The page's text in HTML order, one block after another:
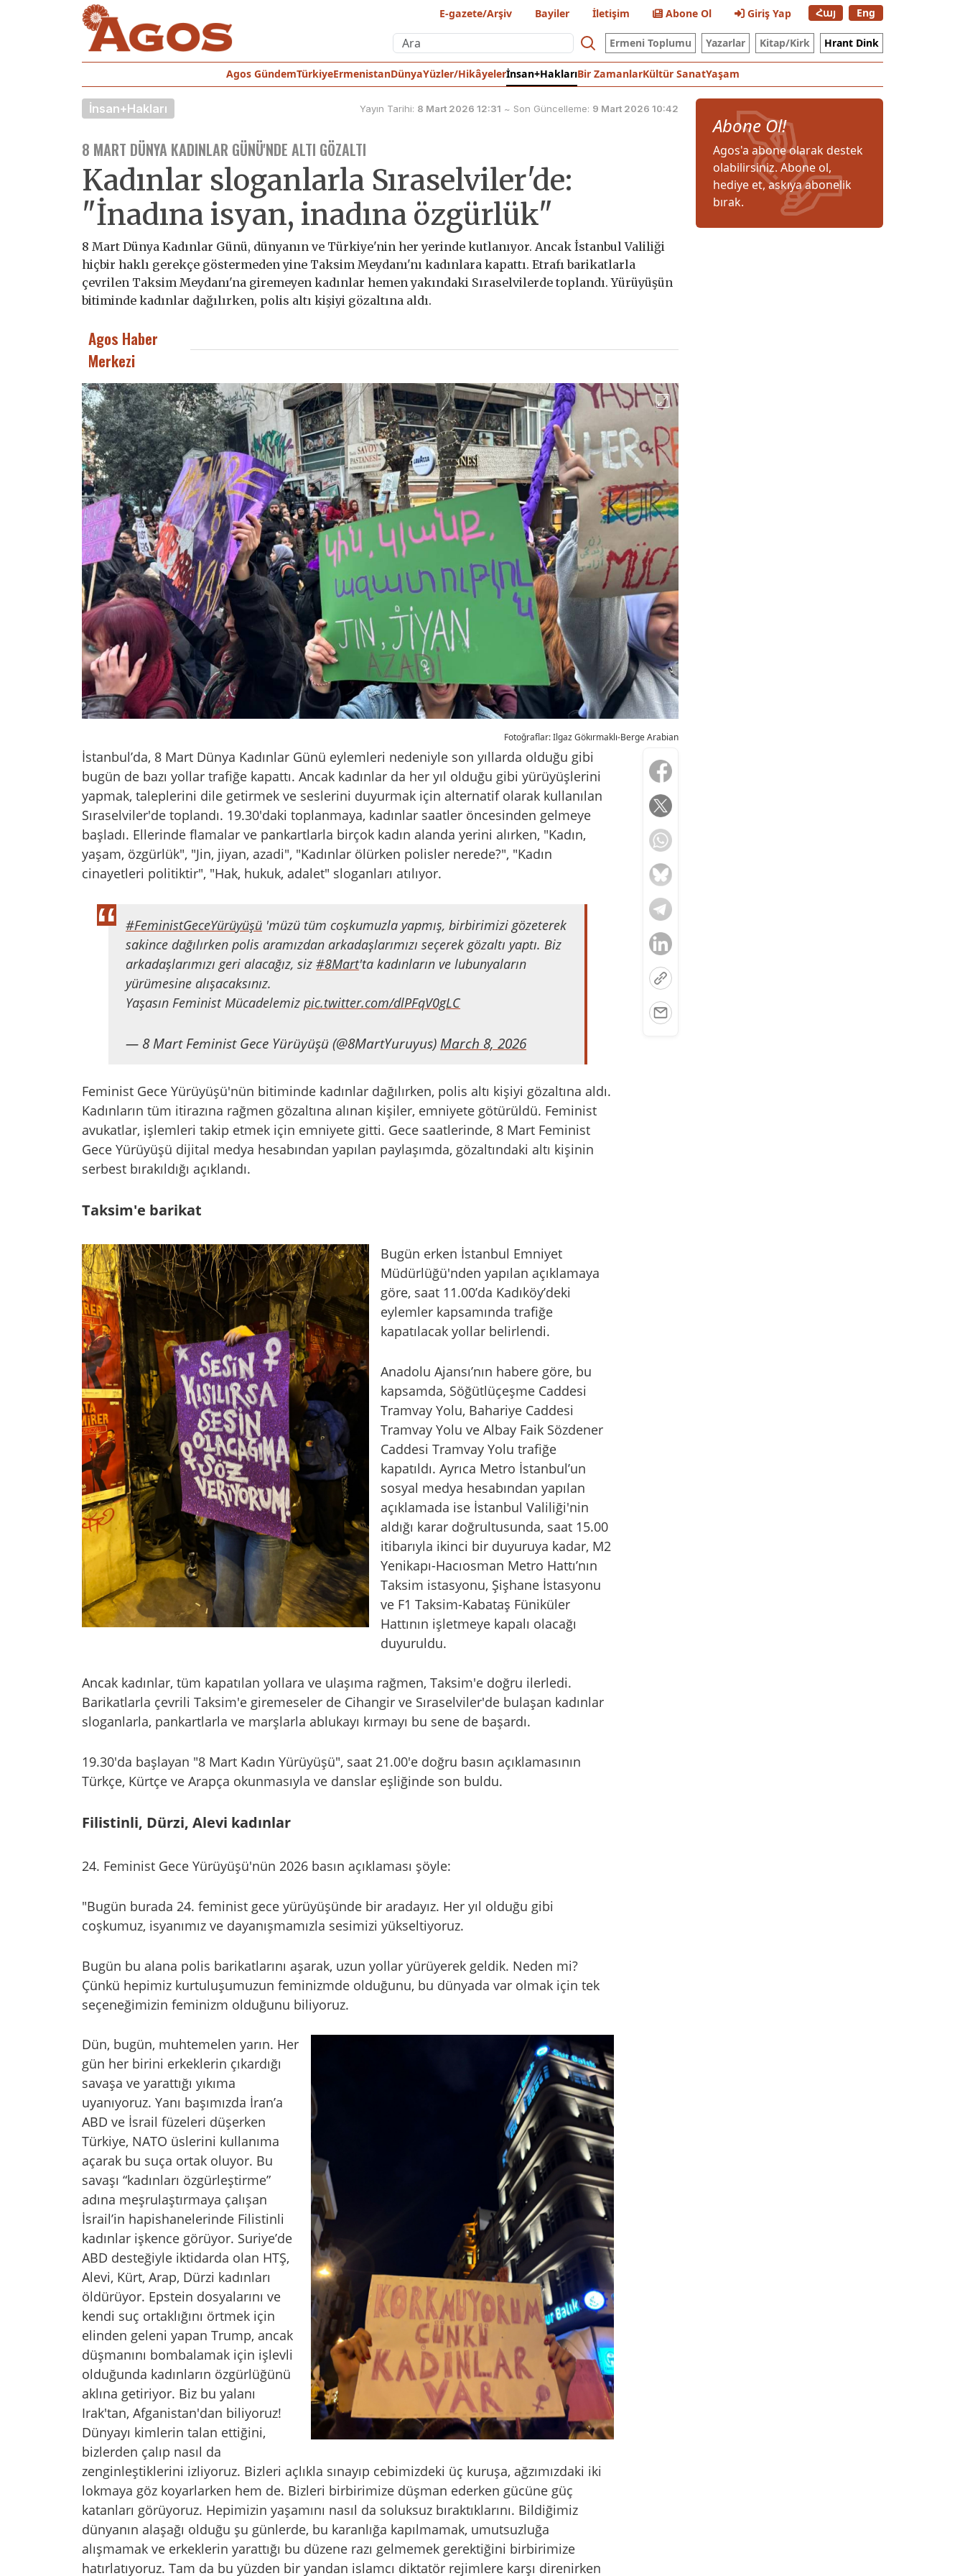
E-gazete/Arşiv Bayiler İletişim Abone Ol Giriş Yap Հայ Eng
Ermeni Toplumu Yazarlar Kitap/Kirk Hrant Dink
Agos GündemTürkiyeErmenistanDünyaYüzler/Hikâyelerİnsan+HaklarıBir ZamanlarKültür SanatYaşam
İnsan+Hakları Yayın Tarihi: 8 Mart 2026 12:31 ~ Son Güncelleme: 9 Mart 2026 10:42
8 MART DÜNYA KADINLAR GÜNÜ'NDE ALTI GÖZALTI
Kadınlar sloganlarla Sıraselviler'de:
"İnadına isyan, inadına özgürlük"
8 Mart Dünya Kadınlar Günü, dünyanın ve Türkiye'nin her yerinde kutlanıyor. Ancak İstanbul Valiliği
hiçbir haklı gerekçe göstermeden yine Taksim Meydanı'nı kadınlara kapattı. Etrafı barikatlarla
çevrilen Taksim Meydanı'na giremeyen kadınlar hemen yakındaki Sıraselvilerde toplandı. Yürüyüşün
bitiminde kadınlar dağılırken, polis altı kişiyi gözaltına aldı.
Agos Haber
Merkezi
Fotoğraflar: Ilgaz Gökırmaklı-Berge Arabian
İstanbul’da, 8 Mart Dünya Kadınlar Günü eylemleri nedeniyle son yıllarda olduğu gibi
bugün de bazı yollar trafiğe kapattı. Ancak kadınlar da her yıl olduğu gibi yürüyüşlerini
yapmak, taleplerini dile getirmek ve seslerini duyurmak için alternatif olarak kullanılan
Sıraselviler'de toplandı. 19.30'daki toplanmaya, kadınlar saatler öncesinden gelmeye
başladı. Ellerinde flamalar ve pankartlarla birçok kadın alanda yerini alırken, "Kadın,
yaşam, özgürlük", "Jin, jiyan, azadi", "Kadınlar ölürken polisler nerede?", "Kadın
cinayetleri politiktir", "Hak, hukuk, adalet" sloganları atılıyor.
#FeministGeceYürüyüşü 'müzü tüm coşkumuzla yapmış, birbirimizi gözeterek
sakince dağılırken polis aramızdan arkadaşlarımızı seçerek gözaltı yaptı. Biz
arkadaşlarımızı geri alacağız, siz#8Mart'ta kadınların ve lubunyaların
yürümesine alışacaksınız.
Yaşasın Feminist Mücadelemizpic.twitter.com/dlPFqV0gLC
— 8 Mart Feminist Gece Yürüyüşü (@8MartYuruyus) March 8, 2026
Feminist Gece Yürüyüşü'nün bitiminde kadınlar dağılırken, polis altı kişiyi gözaltına aldı.
Kadınların tüm itirazına rağmen gözaltına alınan kişiler, emniyete götürüldü. Feminist
avukatlar, işlemleri takip etmek için emniyete gitti. Gece saatlerinde, 8 Mart Feminist
Gece Yürüyüşü dijital medya hesabından yapılan paylaşımda, gözaltındaki altı kişinin
serbest bırakıldığı açıklandı.
Taksim'e barikat
Bugün erken İstanbul Emniyet
Müdürlüğü'nden yapılan açıklamaya
göre, saat 11.00’da Kadıköy’deki
eylemler kapsamında trafiğe
kapatılacak yollar belirlendi.
Anadolu Ajansı’nın habere göre, bu
kapsamda, Söğütlüçeşme Caddesi
Tramvay Yolu, Bahariye Caddesi
Tramvay Yolu ve Albay Faik Sözdener
Caddesi Tramvay Yolu trafiğe
kapatıldı. Ayrıca Metro İstanbul’un
sosyal medya hesabından yapılan
açıklamada ise İstanbul Valiliği'nin
aldığı karar doğrultusunda, saat 15.00
itibarıyla ikinci bir duyuruya kadar, M2
Yenikapı-Hacıosman Metro Hattı’nın
Taksim istasyonu, Şişhane İstasyonu
ve ⁠F1 Taksim-Kabataş Füniküler
Hattının işletmeye kapalı olacağı
duyuruldu.
Ancak kadınlar, tüm kapatılan yollara ve ulaşıma rağmen, Taksim'e doğru ilerledi.
Barikatlarla çevrili Taksim'e giremeseler de Cihangir ve Sıraselviler'de bulaşan kadınlar
sloganlarla, pankartlarla ve marşlarla ablukayı kırmayı bu sene de başardı.
19.30'da başlayan "8 Mart Kadın Yürüyüşü", saat 21.00'e doğru basın açıklamasının
Türkçe, Kürtçe ve Arapça okunmasıyla ve danslar eşliğinde son buldu.
Filistinli, Dürzi, Alevi kadınlar
24. Feminist Gece Yürüyüşü'nün 2026 basın açıklaması şöyle:
"Bugün burada 24. feminist gece yürüyüşünde bir aradayız. Her yıl olduğu gibi
coşkumuz, isyanımız ve dayanışmamızla sesimizi yükseltiyoruz.
Bugün bu alana polis barikatlarını aşarak, uzun yollar yürüyerek geldik. Neden mi?
Çünkü hepimiz kurtuluşumuzun feminizmde olduğunu, bu dünyada var olmak için tek
seçeneğimizin feminizm olduğunu biliyoruz.
Dün, bugün, muhtemelen yarın. Her
gün her birini erkeklerin çıkardığı
savaşa ve yarattığı yıkıma
uyanıyoruz. Yanı başımızda İran’a
ABD ve İsrail füzeleri düşerken
Türkiye, NATO üslerini kullanıma
açarak bu suça ortak oluyor. Bu
savaşı “kadınları özgürleştirme”
adına meşrulaştırmaya çalışan
İsrail’in hapishanelerinde Filistinli
kadınlar işkence görüyor. Suriye’de
ABD desteğiyle iktidarda olan HTŞ,
Alevi, Kürt, Arap, Dürzi kadınları
öldürüyor. Epstein dosyalarını ve
kendi suç ortaklığını örtmek için
elinden geleni yapan Trump, ancak
düşmanını bombalamak için işlevli
olduğunda kadınların özgürlüğünü
aklına getiriyor. Biz bu yalanı
Irak'tan, Afganistan'dan biliyoruz!
Dünyayı kimlerin talan ettiğini,
bizlerden çalıp nasıl da
zenginleştiklerini izliyoruz. Bizleri açlıkla sınayıp cebimizdeki üç kuruşa, ağzımızdaki iki
lokmaya göz koyarlarken hem de. Bizleri birbirimize düşman ederken gücüne güç
katanları görüyoruz. Hepimizin yaşamını nasıl da soluksuz bıraktıklarını. Bildiğimiz
dünyanın alaşağı olduğu şu günlerde, bu karanlığa kapılmamak, umutsuzluğa
alışmamak ve erkeklerin yarattığı bu düzene razı gelmemek gerektiğini birbirimize
hatırlatıyoruz. Tam da bu yüzden bir yandan islamcı diktatör rejimlere karşı direnirken
Abone Ol!
Agos'a abone olarak destek
olabilirsiniz. Abone ol,
hediye et, askıya abonelik
bırak.